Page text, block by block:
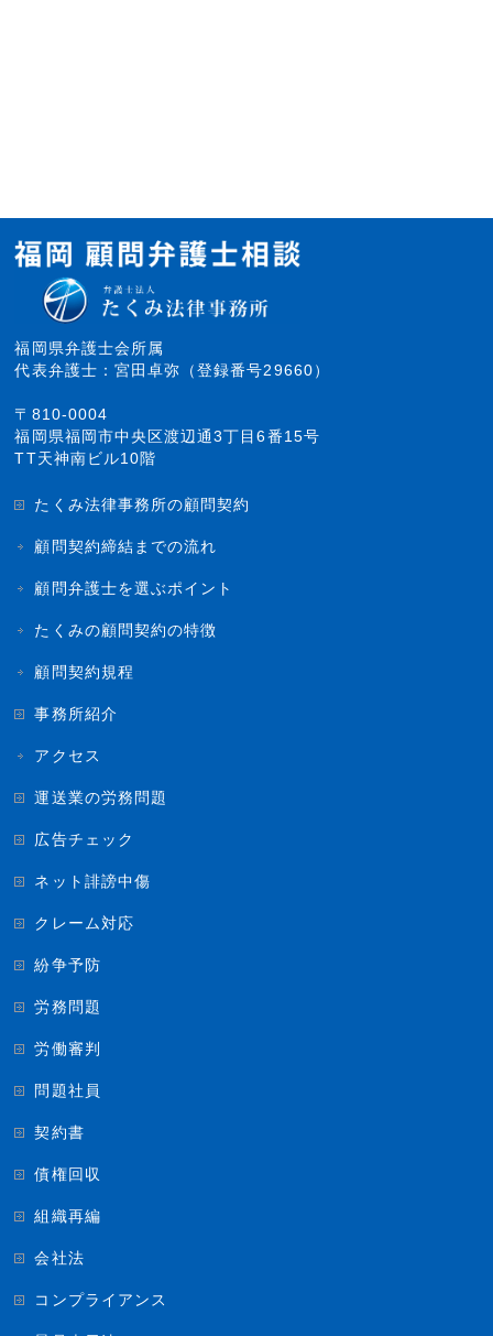
福岡県弁護士会所属
代表弁護士：宮田卓弥（登録番号29660）
〒810-0004
福岡県福岡市中央区渡辺通3丁目6番15号
TT天神南ビル10階
たくみ法律事務所の顧問契約
顧問契約締結までの流れ
顧問弁護士を選ぶポイント
たくみの顧問契約の特徴
顧問契約規程
事務所紹介
アクセス
運送業の労務問題
広告チェック
ネット誹謗中傷
クレーム対応
紛争予防
労務問題
労働審判
問題社員
契約書
債権回収
組織再編
会社法
コンプライアンス